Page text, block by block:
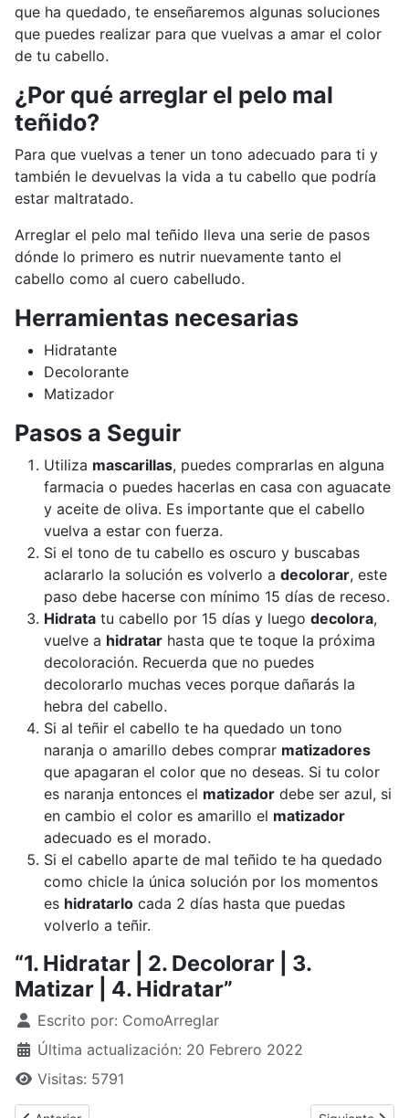
que ha quedado, te enseñaremos algunas soluciones
que puedes realizar para que vuelvas a amar el color
de tu cabello.
¿Por qué arreglar el pelo mal
teñido?
Para que vuelvas a tener un tono adecuado para ti y
también le devuelvas la vida a tu cabello que podría
estar maltratado.
Arreglar el pelo mal teñido lleva una serie de pasos
dónde lo primero es nutrir nuevamente tanto el
cabello como al cuero cabelludo.
Herramientas necesarias
Hidratante
Decolorante
Matizador
Pasos a Seguir
Utiliza mascarillas, puedes comprarlas en alguna
farmacia o puedes hacerlas en casa con aguacate
y aceite de oliva. Es importante que el cabello
vuelva a estar con fuerza.
Si el tono de tu cabello es oscuro y buscabas
aclararlo la solución es volverlo a decolorar, este
paso debe hacerse con mínimo 15 días de receso.
Hidrata tu cabello por 15 días y luego decolora,
vuelve a hidratar hasta que te toque la próxima
decoloración. Recuerda que no puedes
decolorarlo muchas veces porque dañarás la
hebra del cabello.
Si al teñir el cabello te ha quedado un tono
naranja o amarillo debes comprar matizadores
que apagaran el color que no deseas. Si tu color
es naranja entonces el matizador debe ser azul, si
en cambio el color es amarillo el matizador
adecuado es el morado.
Si el cabello aparte de mal teñido te ha quedado
como chicle la única solución por los momentos
es hidratarlo cada 2 días hasta que puedas
volverlo a teñir.
“1. Hidratar | 2. Decolorar | 3.
Matizar | 4. Hidratar”
Detalles
Escrito por: ComoArreglar
Última actualización: 20 Febrero 2022
Visitas: 5791